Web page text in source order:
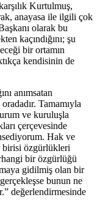
Kurtulmuş,
anayasa ile ilgili çok
olarak bu
kaçındığını; şu
bir ortamın
kendisinin de
anımsatan
Tamamıyla
ve kuruluşla
çerçevesinde
Hak ve
birisi özgürlükleri
bir özgürlüğü
gidilmiş olan bir
bunun ne
değerlendirmesinde